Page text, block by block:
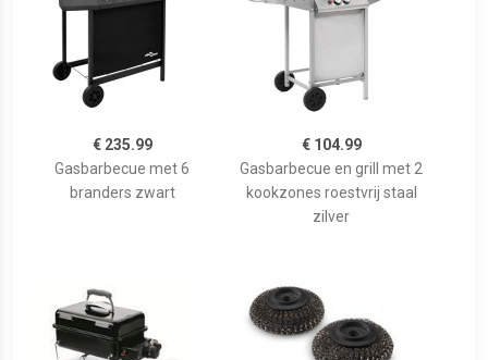
€ 235.99
Gasbarbecue met 6
branders zwart
€ 104.99
Gasbarbecue en grill met 2
kookzones roestvrij staal
zilver